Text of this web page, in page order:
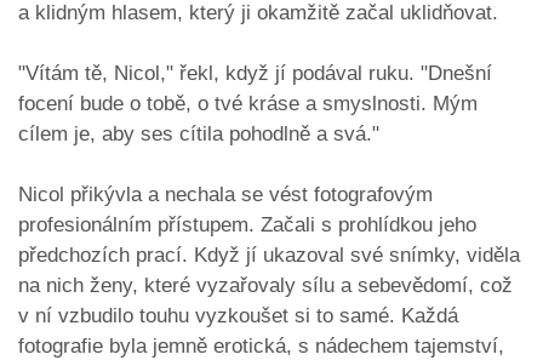
a klidným hlasem, který ji okamžitě začal uklidňovat.
"Vítám tě, Nicol," řekl, když jí podával ruku. "Dnešní
focení bude o tobě, o tvé kráse a smyslnosti. Mým
cílem je, aby ses cítila pohodlně a svá."
Nicol přikývla a nechala se vést fotografovým
profesionálním přístupem. Začali s prohlídkou jeho
předchozích prací. Když jí ukazoval své snímky, viděla
na nich ženy, které vyzařovaly sílu a sebevědomí, což
v ní vzbudilo touhu vyzkoušet si to samé. Každá
fotografie byla jemně erotická, s nádechem tajemství,